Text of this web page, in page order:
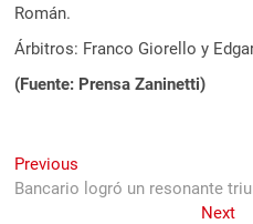
Román.
Árbitros: Franco Giorello y
(Fuente: Prensa Zaninetti)
Navegación
de
Previous
post:
Bancario logró un resonante
Next